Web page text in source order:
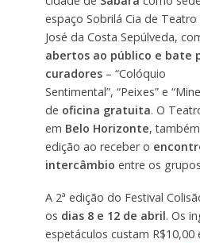
espaço Sobrilá Cia de
José da Costa Sepúlveda,
abertos ao público e bate
curadores – “Colóquio
Sentimental”, “Peixes” e
de oficina gratuita. O
em Belo Horizonte,
edição ao receber o
intercâmbio entre os
A 2ª edição do Festival
os dias 8 e 12 de abril. Os
espetáculos custam R$10,00